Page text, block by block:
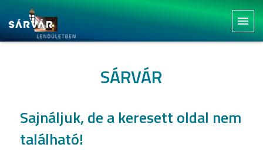
menu
SÁRVÁR
Sajnáljuk, de a keresett oldal nem
található!